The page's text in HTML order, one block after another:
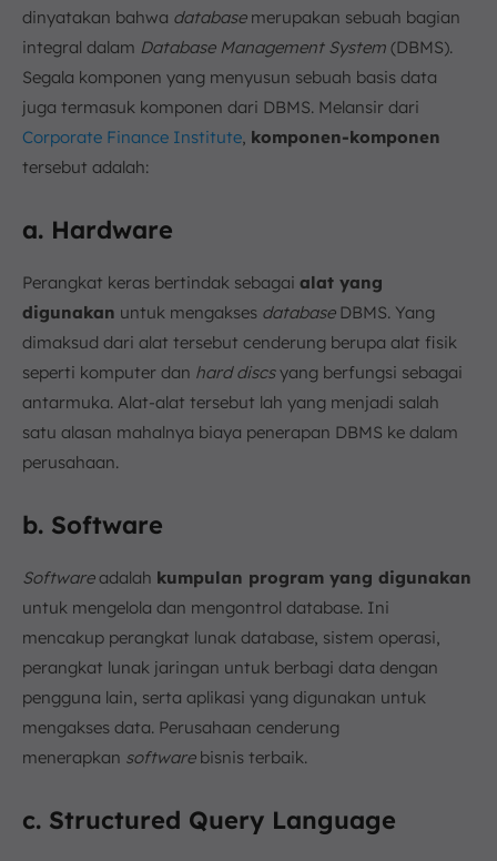
dinyatakan bahwa databasemerupakan sebuah bagian
integral dalam Database Management System (DBMS).
Segala komponen yang menyusun sebuah basis data
juga termasuk komponen dari DBMS. Melansir dari
Corporate Finance Institute, komponen-komponen
tersebut adalah:
a. Hardware
Perangkat keras bertindak sebagai alat yang
digunakan untuk mengakses databaseDBMS. Yang
dimaksud dari alat tersebut cenderung berupa alat fisik
seperti komputer dan hard discsyang berfungsi sebagai
antarmuka. Alat-alat tersebut lah yang menjadi salah
satu alasan mahalnya biaya penerapan DBMS ke dalam
perusahaan.
b. Software
Softwareadalah kumpulan program yang digunakan
untuk mengelola dan mengontrol database. Ini
mencakup perangkat lunak database, sistem operasi,
perangkat lunak jaringan untuk berbagi data dengan
pengguna lain, serta aplikasi yang digunakan untuk
mengakses data. Perusahaan cenderung
menerapkan softwarebisnis terbaik.
c. Structured Query Language